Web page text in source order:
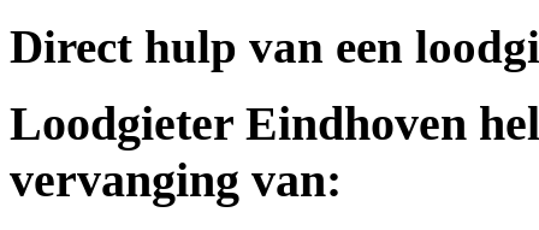
Direct hulp van een
Loodgieter Eindhoven
vervanging van: